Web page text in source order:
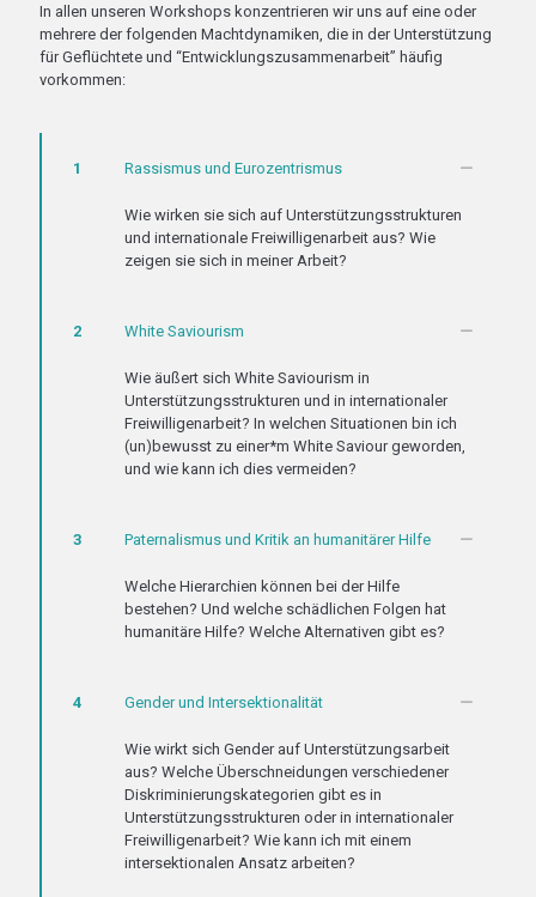
In allen unseren Workshops konzentrieren wir uns auf eine oder
mehrere der folgenden Machtdynamiken, die in der Unterstützung
für Geflüchtete und “Entwicklungszusammenarbeit” häufig
vorkommen:
1 Rassismus und Eurozentrismus
Wie wirken sie sich auf Unterstützungsstrukturen
und internationale Freiwilligenarbeit aus? Wie
zeigen sie sich in meiner Arbeit?
2 White Saviourism
Wie äußert sich White Saviourism in
Unterstützungsstrukturen und in internationaler
Freiwilligenarbeit? In welchen Situationen bin ich
(un)bewusst zu einer*m White Saviour geworden,
und wie kann ich dies vermeiden?
3 Paternalismus und Kritik an humanitärer Hilfe
Welche Hierarchien können bei der Hilfe
bestehen? Und welche schädlichen Folgen hat
humanitäre Hilfe? Welche Alternativen gibt es?
4 Gender und Intersektionalität
Wie wirkt sich Gender auf Unterstützungsarbeit
aus? Welche Überschneidungen verschiedener
Diskriminierungskategorien gibt es in
Unterstützungsstrukturen oder in internationaler
Freiwilligenarbeit? Wie kann ich mit einem
intersektionalen Ansatz arbeiten?